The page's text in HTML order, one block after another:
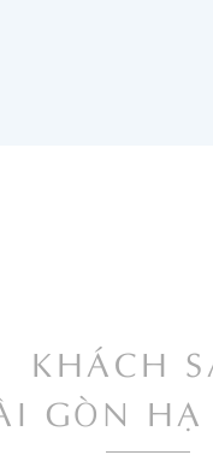
KHÁCH
GÒN HẠ